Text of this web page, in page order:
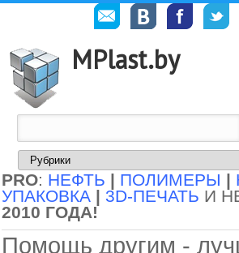
MPlast.by
PRO: НЕФТЬ | ПОЛИМЕРЫ |
УПАКОВКА | 3D-ПЕЧАТЬ И
2010 ГОДА!
Помощь другим -